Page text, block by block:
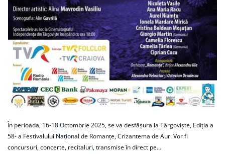
În perioada, 16-18 Octombrie 2025, se va desfășura la Târgoviște, Ediția a
58- a Festivalului Național de Romanțe, Crizantema de Aur. Vor fi
concursuri, concerte, recitaluri, transmise în direct pe…